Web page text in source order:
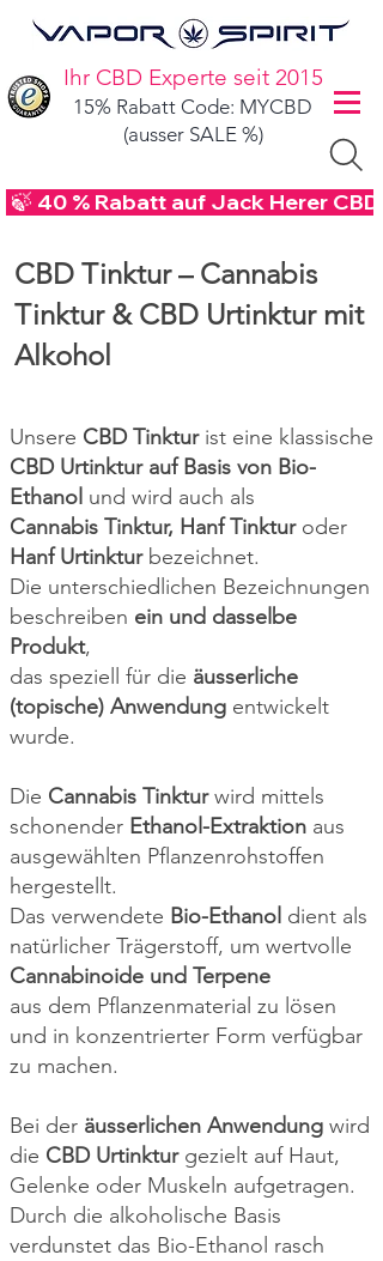
Ihr CBD Experte seit 2015
15% Rabatt Code: MYCBD
(ausser SALE %)
🍃 40 % Rabatt auf Jack Herer
CBD Tinktur – Cannabis
Tinktur & CBD Urtinktur mit
Alkohol
Unsere CBD Tinkturist eine klassische
CBD Urtinktur auf Basis von Bio-
Ethanol und wird auch als
Cannabis Tinktur, Hanf Tinkturoder
Hanf Urtinkturbezeichnet.
Die unterschiedlichen Bezeichnungen
beschreiben ein und dasselbe
Produkt,
das speziell für die äusserliche
(topische) Anwendung entwickelt
wurde.
Die Cannabis Tinkturwird mittels
schonender Ethanol-Extraktion aus
ausgewählten Pflanzenrohstoffen
hergestellt.
Das verwendete Bio-Ethanol dient als
natürlicher Trägerstoff, um wertvolle
Cannabinoide und Terpene
aus dem Pflanzenmaterial zu lösen
und in konzentrierter Form verfügbar
zu machen.
Bei der äusserlichen Anwendung wird
die CBD Urtinkturgezielt auf Haut,
Gelenke oder Muskeln aufgetragen.
Durch die alkoholische Basis
verdunstet das Bio-Ethanol rasch